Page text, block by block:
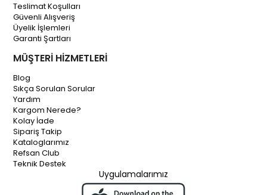
Teslimat Koşulları
Güvenli Alışveriş
Üyelik İşlemleri
Garanti Şartları
MÜŞTERİ HİZMETLERİ
Blog
Sıkça Sorulan Sorular
Yardım
Kargom Nerede?
Kolay İade
Sipariş Takip
Kataloglarımız
Refsan Club
Teknik Destek
Uygulamalarımız